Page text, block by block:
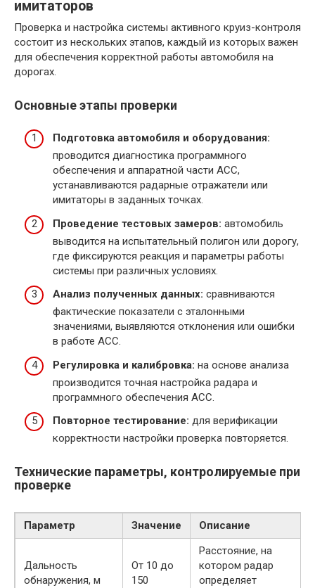
имитаторов
Проверка и настройка системы активного круиз-контроля
состоит из нескольких этапов, каждый из которых важен
для обеспечения корректной работы автомобиля на
дорогах.
Основные этапы проверки
Подготовка автомобиля и оборудования:
проводится диагностика программного
обеспечения и аппаратной части ACC,
устанавливаются радарные отражатели или
имитаторы в заданных точках.
Проведение тестовых замеров: автомобиль
выводится на испытательный полигон или дорогу,
где фиксируются реакция и параметры работы
системы при различных условиях.
Анализ полученных данных: сравниваются
фактические показатели с эталонными
значениями, выявляются отклонения или ошибки
в работе ACC.
Регулировка и калибровка: на основе анализа
производится точная настройка радара и
программного обеспечения ACC.
Повторное тестирование: для верификации
корректности настройки проверка повторяется.
Технические параметры, контролируемые при
проверке
Параметр Значение Описание
Дальность
обнаружения, м
От 10 до
150
Расстояние, на
котором радар
определяет